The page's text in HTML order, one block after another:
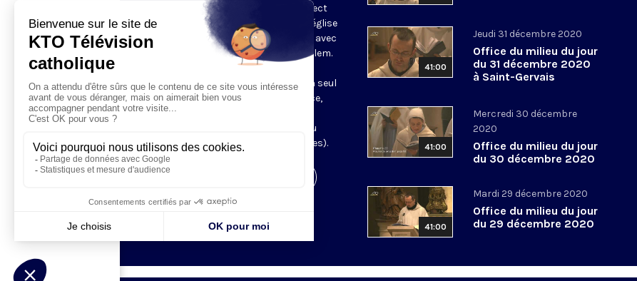
Du mardi au samedi, KTO diffuse en direct
l’office du milieu du jour, en direct de l’église
Saint-Gervais-Saint-Protais (Paris 4e), avec
les Fraternités Monastiques de Jérusalem.
L’Office du Milieu du Jour regroupe, en
particulier, «au milieu du jour» et en un seul
office, les heures monastiques de Tierce,
Sexte et None. Il permet à l’Église de
retrouver son Seigneur entre l’office du
matin (Laudes) et l’office du soir (Vêpres).
41:00
Jeudi 31 décembre 2020
Office du milieu du jour
du 31 décembre 2020
à Saint-Gervais
41:00
Mercredi 30 décembre
2020
Office du milieu du jour
du 30 décembre 2020
41:00
Mardi 29 décembre 2020
Office du milieu du jour
du 29 décembre 2020